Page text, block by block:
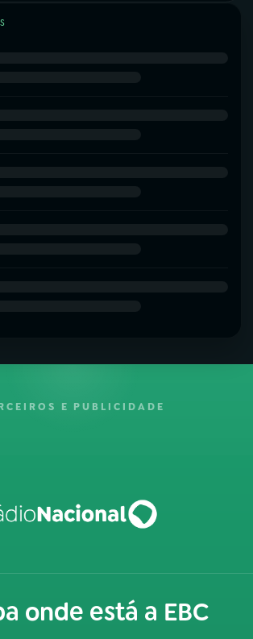
E PUBLICIDADE
onde está a EBC